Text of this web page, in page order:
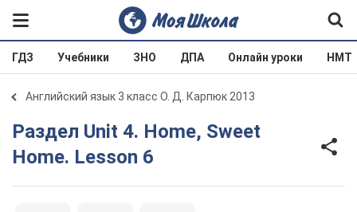
ГДЗ Учебники ЗНО ДПА Онлайн уроки НМТ
Английский язык 3 класс О. Д. Карпюк 2013
Раздел Unit 4. Home, Sweet
Home. Lesson 6